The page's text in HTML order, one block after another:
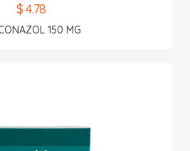
$ 4.78
150 MG